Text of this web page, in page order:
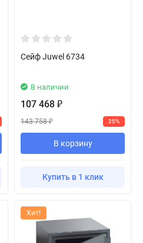
Сейф Juwel 6734
В наличии
107 468 ₽
143 758₽ 25%
В корзину
Купить в 1 клик
Хит!